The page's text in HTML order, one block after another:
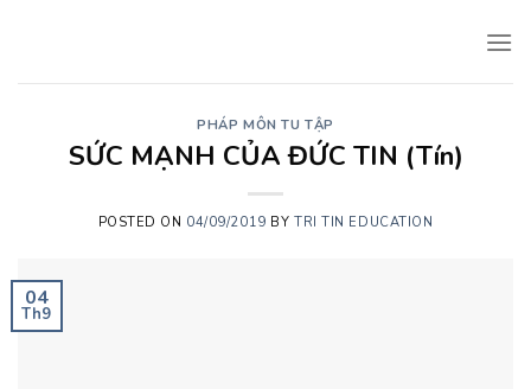
PHÁP MÔN TU TẬP
SỨC MẠNH CỦA ĐỨC TIN (Tín)
POSTED ON 04/09/2019 BY TRI TIN EDUCATION
04
Th9